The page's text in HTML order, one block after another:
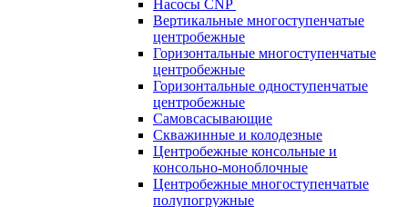
Насосы CNP
Вертикальные многоступенчатые
центробежные
Горизонтальные многоступенчатые
центробежные
Горизонтальные одноступенчатые
центробежные
Самовсасывающие
Скважинные и колодезные
Центробежные консольные и
консольно-моноблочные
Центробежные многоступенчатые
полупогружные